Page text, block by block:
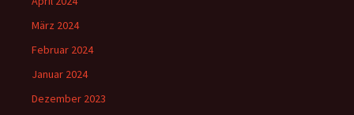
März 2024
Februar 2024
Januar 2024
Dezember 2023